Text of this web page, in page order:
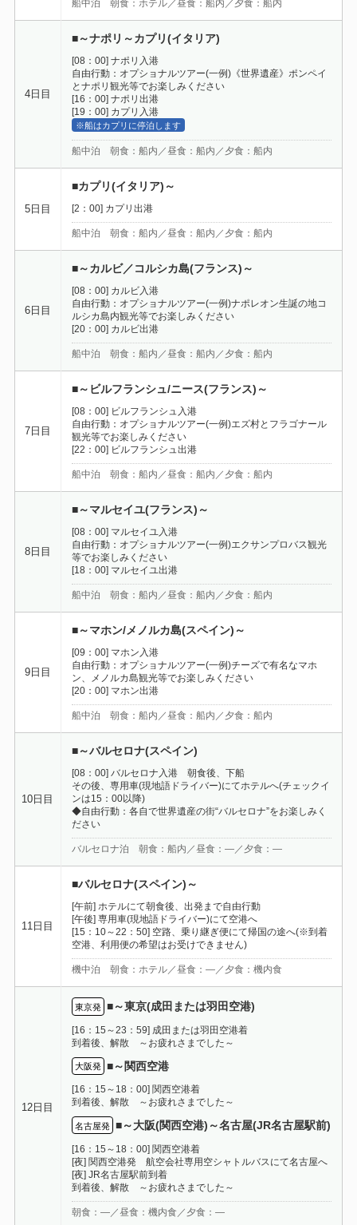
船中泊 朝食：ホテル／昼食：船内／夕食：船内
4日目
■～ナポリ～カプリ(イタリア)
[08：00] ナポリ入港
自由行動：オプショナルツアー(一例)《世界遺産》ポンペイ
とナポリ観光等でお楽しみください
[16：00] ナポリ出港
[19：00] カプリ入港
※船はカプリに停泊します
船中泊 朝食：船内／昼食：船内／夕食：船内
5日目
■カプリ(イタリア)～
[2：00] カプリ出港
船中泊 朝食：船内／昼食：船内／夕食：船内
6日目
■～カルビ／コルシカ島(フランス)～
[08：00] カルビ入港
自由行動：オプショナルツアー(一例)ナポレオン生誕の地コ
ルシカ島内観光等でお楽しみください
[20：00] カルビ出港
船中泊 朝食：船内／昼食：船内／夕食：船内
7日目
■～ビルフランシュ/ニース(フランス)～
[08：00] ビルフランシュ入港
自由行動：オプショナルツアー(一例)エズ村とフラゴナール
観光等でお楽しみください
[22：00] ビルフランシュ出港
船中泊 朝食：船内／昼食：船内／夕食：船内
8日目
■～マルセイユ(フランス)～
[08：00] マルセイユ入港
自由行動：オプショナルツアー(一例)エクサンプロバス観光
等でお楽しみください
[18：00] マルセイユ出港
船中泊 朝食：船内／昼食：船内／夕食：船内
9日目
■～マホン/メノルカ島(スペイン)～
[09：00] マホン入港
自由行動：オプショナルツアー(一例)チーズで有名なマホ
ン、メノルカ島観光等でお楽しみください
[20：00] マホン出港
船中泊 朝食：船内／昼食：船内／夕食：船内
10日目
■～バルセロナ(スペイン)
[08：00] バルセロナ入港 朝食後、下船
その後、専用車(現地語ドライバー)にてホテルへ(チェックイ
ンは15：00以降)
◆自由行動：各自で世界遺産の街“バルセロナ”をお楽しみく
ださい
バルセロナ泊 朝食：船内／昼食：―／夕食：―
11日目
■バルセロナ(スペイン)～
[午前] ホテルにて朝食後、出発まで自由行動
[午後] 専用車(現地語ドライバー)にて空港へ
[15：10～22：50] 空路、乗り継ぎ便にて帰国の途へ(※到着
空港、利用便の希望はお受けできません)
機中泊 朝食：ホテル／昼食：―／夕食：機内食
12日目
東京発 ■～東京(成田または羽田空港)
[16：15～23：59] 成田または羽田空港着
到着後、解散 ～お疲れさまでした～
大阪発 ■～関西空港
[16：15～18：00] 関西空港着
到着後、解散 ～お疲れさまでした～
名古屋発 ■～大阪(関西空港)～名古屋(JR名古屋駅前)
[16：15～18：00] 関西空港着
[夜] 関西空港発 航空会社専用空シャトルバスにて名古屋へ
[夜] JR名古屋駅前到着
到着後、解散 ～お疲れさまでした～
朝食：―／昼食：機内食／夕食：―